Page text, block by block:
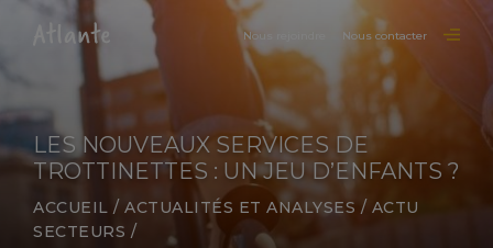
Nous rejoindre Nous contacter
LES NOUVEAUX SERVICES DE
TROTTINETTES : UN JEU D’ENFANTS ?
ACCUEIL / ACTUALITÉS ET ANALYSES / ACTU
SECTEURS /